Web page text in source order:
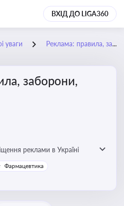
ВХІД ДО LIGA360
уваги Реклама: правила, заборони, кейси
заборони,
реклами в Україні
Фармацевтика